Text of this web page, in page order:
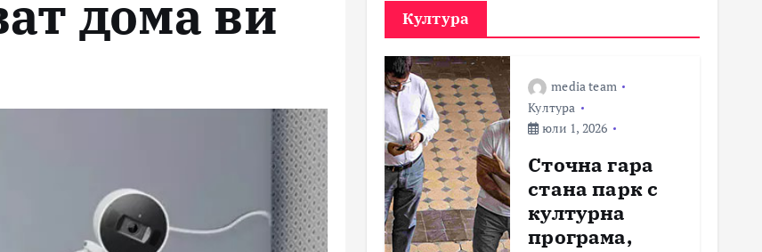
дома ви
Култура
media team
Култура
юли 1, 2026
Сточна гара
стана парк с
културна
програма,